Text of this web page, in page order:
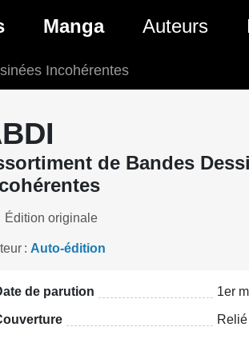
Comics
Manga
Nouveautés Manga
Genres Manga
Auteurs
Incohérentes
de Bandes
Édition originale
Auto-édition
de parution 1er